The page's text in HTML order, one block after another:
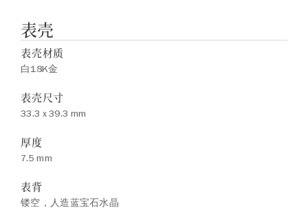
表壳
表壳材质
白18K金
表壳尺寸
33.3 x 39.3 mm
厚度
7.5 mm
表背
镂空，人造蓝宝石水晶